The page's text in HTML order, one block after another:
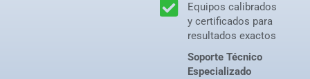
Equipos calibrados
y certificados para
resultados exactos
Soporte Técnico
Especializado